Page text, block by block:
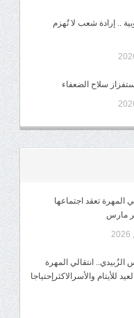
.. إرادة شعب لا تُهزم
سلاح الضعفاء
المهرة تعقد اجتماعها
مارس
الزُبيدي.. انتقالي المهرة
للأيتام والأسرالاكثرإحتياجا